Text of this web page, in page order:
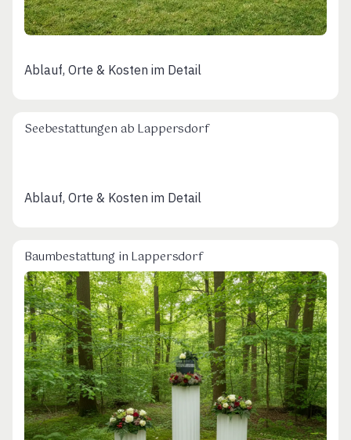
Ablauf, Orte & Kosten im Detail
Seebestattungen ab Lappersdorf
Ablauf, Orte & Kosten im Detail
Baumbestattung in Lappersdorf